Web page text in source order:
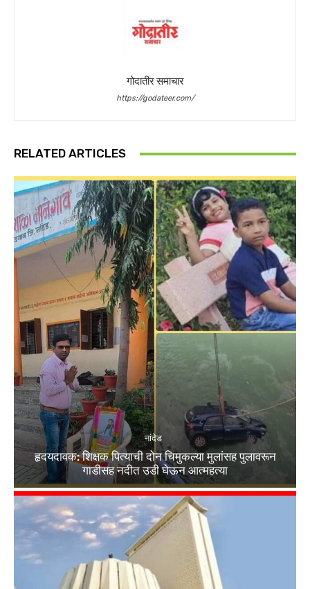
गोदातीर समाचार
https://godateer.com/
RELATED ARTICLES
नांदेड
हृदयदावक: शिक्षक पित्याची दोन चिमुकल्या मुलांसह पुलावरून
गाडीसह नदीत उडी घेऊन आत्महत्या